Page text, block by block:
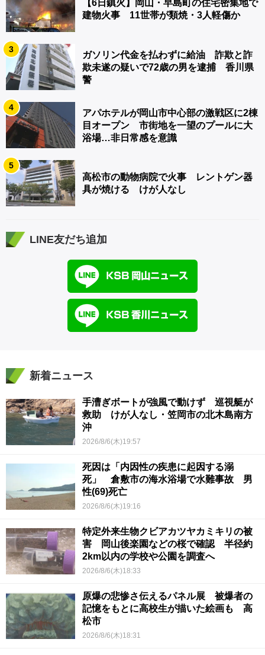
【6日鎮火】岡山・早島町の住宅密集地で
建物火事 11世帯が類焼・3人軽傷か
3
ガソリン代金を払わずに給油 詐欺と詐
欺未遂の疑いで72歳の男を逮捕 香川県
警
4
アパホテルが岡山市中心部の激戦区に2棟
目オープン 市街地を一望のプールに大
浴場…非日常感を意識
5
高松市の動物病院で火事 レントゲン器
具が焼ける けが人なし
LINE友だち追加
新着ニュース
手漕ぎボートが強風で動けず 巡視艇が
救助 けが人なし・笠岡市の北木島南方
沖
2026/8/6(木)19:57
死因は「内因性の疾患に起因する溺
死」 倉敷市の海水浴場で水難事故 男
性(69)死亡
2026/8/6(木)19:16
特定外来生物クビアカツヤカミキリの被
害 岡山後楽園などの桜で確認 半径約
2km以内の学校や公園を調査へ
2026/8/6(木)18:33
原爆の悲惨さ伝えるパネル展 被爆者の
記憶をもとに高校生が描いた絵画も 高
松市
2026/8/6(木)18:31